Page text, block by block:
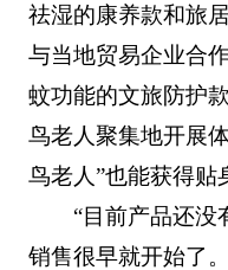
祛湿的康养款和旅
与当地贸易企业合
蚊功能的文旅防护
鸟老人聚集地开展
鸟老人”也能获得贴
“目前产品还没
销售很早就开始了